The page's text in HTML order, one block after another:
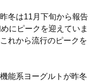
冬は11月下旬から報告
にピークを迎えていま
れから流行のピークを
能系ヨーグルトが昨冬